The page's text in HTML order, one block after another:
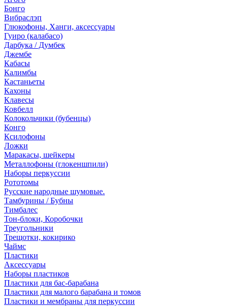
Бонго
Вибраслэп
Глюкофоны, Ханги, аксессуары
Гуиро (калабасо)
Дарбука / Думбек
Джембе
Кабасы
Калимбы
Кастаньеты
Кахоны
Клавесы
Ковбелл
Колокольчики (бубенцы)
Конго
Ксилофоны
Ложки
Маракасы, шейкеры
Металлофоны (глокеншпили)
Наборы перкуссии
Рототомы
Русские народные шумовые.
Тамбурины / Бубны
Тимбалес
Тон-блоки, Коробочки
Треугольники
Трещотки, кокирико
Чаймс
Пластики
Аксессуары
Наборы пластиков
Пластики для бас-барабана
Пластики для малого барабана и томов
Пластики и мембраны для перкуссии